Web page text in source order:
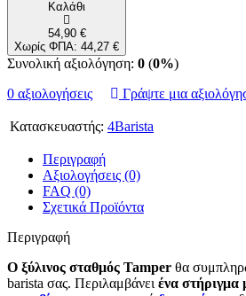
Καλάθι
54,90 €
Χωρίς ΦΠΑ: 44,27 €
Συνολική αξιολόγηση: 0 (0%)
0 αξιολογήσεις
Γράψτε μια
Κατασκευαστής: 4Barista
Περιγραφή
Αξιολογήσεις (0)
FAQ (0)
Σχετικά Προϊόντα
Περιγραφή
Ο ξύλινος σταθμός Tamper θα
barista σας. Περιλαμβάνει ένα στήριγμα